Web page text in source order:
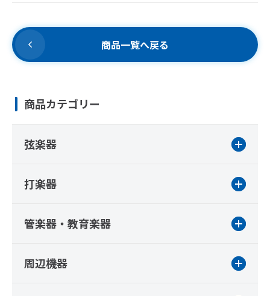
商品一覧へ戻る
商品カテゴリー
弦楽器
打楽器
管楽器・教育楽器
周辺機器